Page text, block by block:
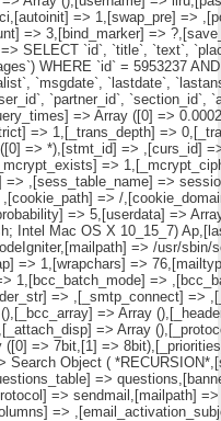
=> 1,[swap_pre] =>
=> 3,[bind_marker] =>
SELECT `id`, `title`, `text`,
WHERE `id` = 5953237
`msgdate`, `lastdate`,
`partner_id`, `section_id`,
=> Array ([0] =>
=> 1,[_trans_depth] =>
=> *),[stmt_id] => ,[curs_id]
=>
,[sess_table_name] =>
=> /
=> 5,[userdata] =>
Intel Mac OS X 10_15_7)
=> /usr/sbin/
=> 1,[wrapchars] =>
1,[bcc_batch_mode] =>
=> ,[_smtp_connect] =>
=> Array
=> Array
=> 7bit,[1] =>
Search Object (
=>
=> sendmail,[mailpath]
=>